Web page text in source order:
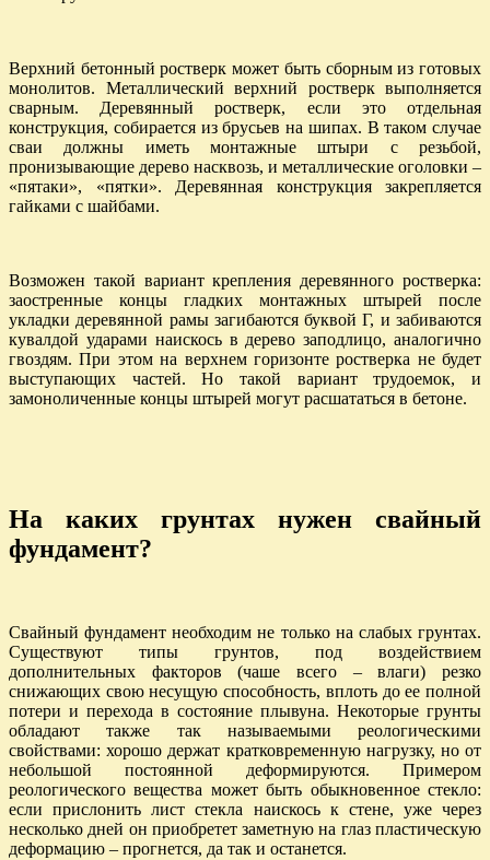
Верхний бетонный ростверк может быть сборным из готовых
монолитов. Металлический верхний ростверк выполняется
сварным. Деревянный ростверк, если это отдельная
конструкция, собирается из брусьев на шипах. В таком случае
сваи должны иметь монтажные штыри с резьбой,
пронизывающие дерево насквозь, и металлические оголовки –
«пятаки», «пятки». Деревянная конструкция закрепляется
гайками с шайбами.
Возможен такой вариант крепления деревянного ростверка:
заостренные концы гладких монтажных штырей после
укладки деревянной рамы загибаются буквой Г, и забиваются
кувалдой ударами наискось в дерево заподлицо, аналогично
гвоздям. При этом на верхнем горизонте ростверка не будет
выступающих частей. Но такой вариант трудоемок, и
замоноличенные концы штырей могут расшататься в бетоне.
На каких грунтах нужен свайный
фундамент?
Свайный фундамент необходим не только на слабых грунтах.
Существуют типы грунтов, под воздействием
дополнительных факторов (чаше всего – влаги) резко
снижающих свою несущую способность, вплоть до ее полной
потери и перехода в состояние плывуна. Некоторые грунты
обладают также так называемыми реологическими
свойствами: хорошо держат кратковременную нагрузку, но от
небольшой постоянной деформируются. Примером
реологического вещества может быть обыкновенное стекло:
если прислонить лист стекла наискось к стене, уже через
несколько дней он приобретет заметную на глаз пластическую
деформацию – прогнется, да так и останется.